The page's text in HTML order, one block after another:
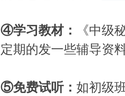
④学习教材：
《中级
定期的发一些辅导资
⑤免费试听： 如初级